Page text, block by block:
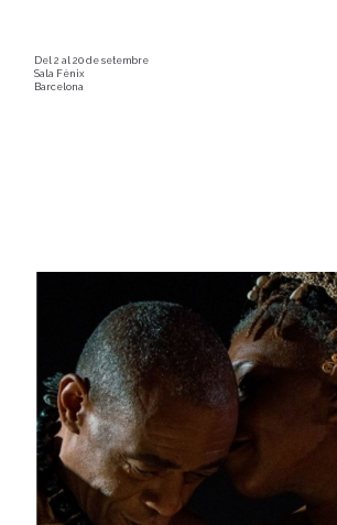
Del 2 al 20 de setembre
Sala Fènix
Barcelona